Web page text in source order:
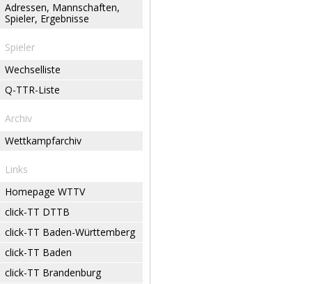
Adressen, Mannschaften,
Spieler, Ergebnisse
Spieler
Wechselliste
Q-TTR-Liste
Archiv
Wettkampfarchiv
Links
Homepage WTTV
click-TT DTTB
click-TT Baden-Württemberg
click-TT Baden
click-TT Brandenburg